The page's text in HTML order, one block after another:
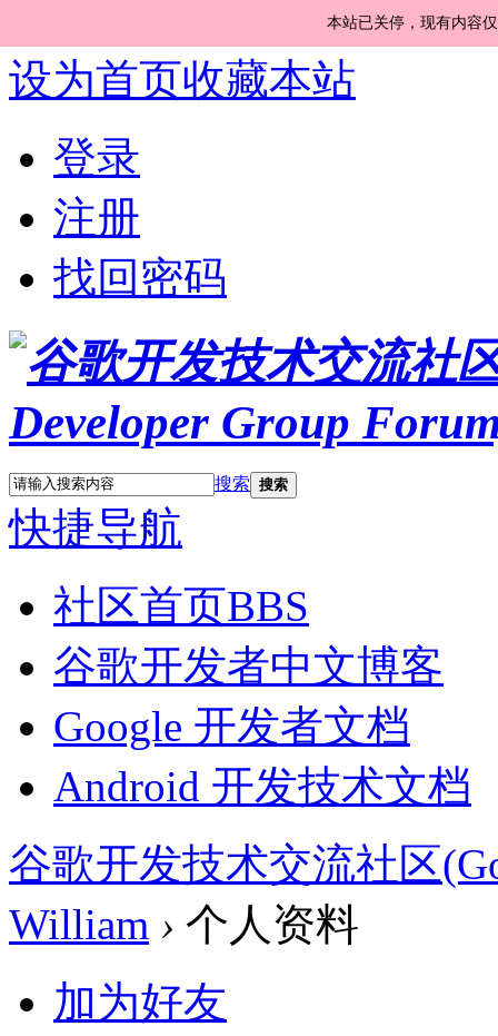
本站已关停，现有内容
设为首页收藏本站
登录
注册
找回密码
搜索 搜索
快捷导航
社区首页BBS
谷歌开发者中文博客
Google 开发者文档
Android 开发技术文档
谷歌开发技术交流社区
William › 个人资料
加为好友